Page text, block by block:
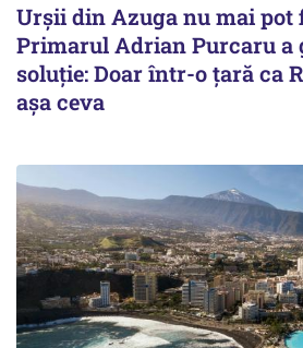
Urșii din Azuga nu mai pot
Primarul Adrian Purcaru a
soluție: Doar într-o țară ca
așa ceva